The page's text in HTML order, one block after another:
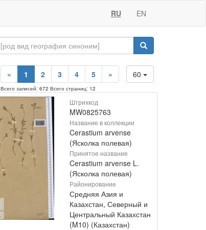
RU EN
60
« 1 2 3 4 5 »
Всего записей: 672 Всего страниц: 12
Штрихкод
MW0825763
Название в коллекции
Cerastium arvense
(Ясколка полевая)
Принятое название
Cerastium arvense L.
(Ясколка полевая)
Районирование
Средняя Азия и
Казахстан, Северный и
Центральный Казахстан
(M10) (Казахстан)